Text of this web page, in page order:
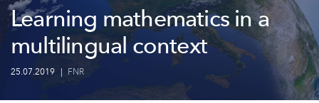
Learning mathematics in a
multilingual context
25.07.2019 | FNR